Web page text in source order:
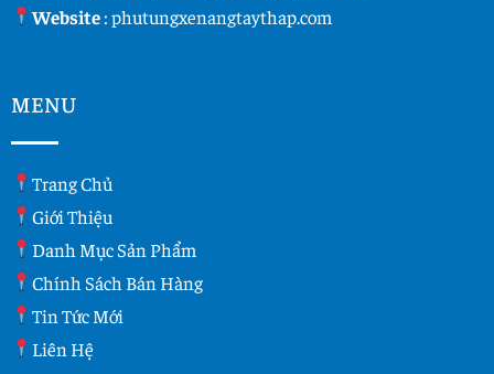
Website:phutungxenangtaythap.com
MENU
Trang Chủ
Giới Thiệu
Danh Mục Sản Phẩm
Chính Sách Bán Hàng
Tin Tức Mới
Liên Hệ